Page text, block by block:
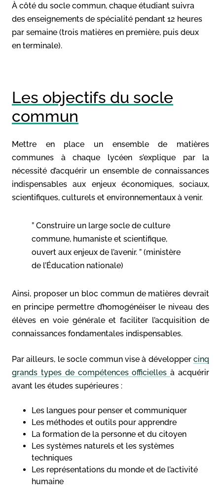
À côté du socle commun, chaque étudiant suivra
des enseignements de spécialité pendant 12 heures
par semaine (trois matières en première, puis deux
en terminale).
Les objectifs du socle
commun
Mettre en place un ensemble de matières
communes à chaque lycéen s’explique par la
nécessité d’acquérir un ensemble de connaissances
indispensables aux enjeux économiques, sociaux,
scientifiques, culturels et environnementaux à venir.
” Construire un large socle de culture
commune, humaniste et scientifique,
ouvert aux enjeux de l’avenir. ” (ministère
de l’Éducation nationale)
Ainsi, proposer un bloc commun de matières devrait
en principe permettre d’homogénéiser le niveau des
élèves en voie générale et faciliter l’acquisition de
connaissances fondamentales indispensables.
Par ailleurs, le socle commun vise à développer cinq
grands types de compétences officiellesà acquérir
avant les études supérieures :
Les langues pour penser et communiquer
Les méthodes et outils pour apprendre
La formation de la personne et du citoyen
Les systèmes naturels et les systèmes
techniques
Les représentations du monde et de l’activité
humaine